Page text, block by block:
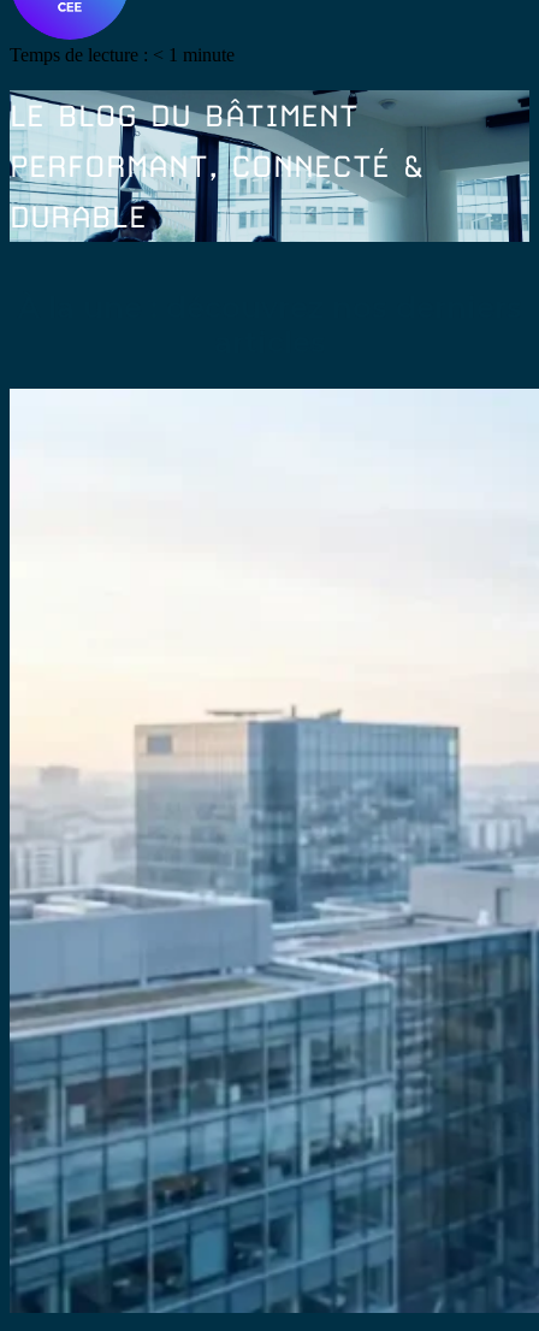
Temps de lecture : < 1 minute
LE BLOG DU BÂTIMENT
PERFORMANT, CONNECTÉ &
DURABLE